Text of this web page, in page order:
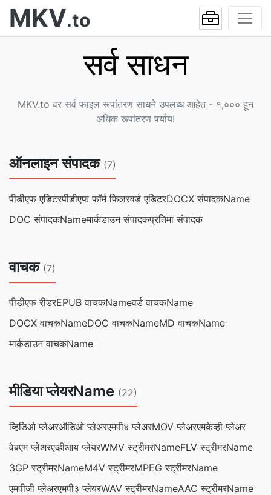
MKV.to
सर्व साधन
MKV.to वर सर्व फाइल रूपांतरण साधने उपलब्ध आहेत - १,००० हून
अधिक रूपांतरण पर्याय!
ऑनलाइन संपादक (7)
पीडीएफ एडिटरपीडीएफ फॉर्म फिलरवर्ड एडिटरDOCX संपादकName
DOC संपादकNameमार्कडाउन संपादकप्रतिमा संपादक
वाचक (7)
पीडीएफ रीडरEPUB वाचकNameवर्ड वाचकName
DOCX वाचकNameDOC वाचकNameMD वाचकName
मार्कडाउन वाचकName
मीडिया प्लेयरName (22)
व्हिडिओ प्लेअरऑडिओ प्लेअरएमपी४ प्लेअरMOV प्लेअरएमकेव्ही प्लेअर
वेबएम प्लेअरएव्हीआय प्लेयरWMV स्ट्रीमरNameFLV स्ट्रीमरName
3GP स्ट्रीमरNameM4V स्ट्रीमरMPEG स्ट्रीमरName
एमपीजी प्लेअरएमपी३ प्लेयरWAV स्ट्रीमरNameAAC स्ट्रीमरName